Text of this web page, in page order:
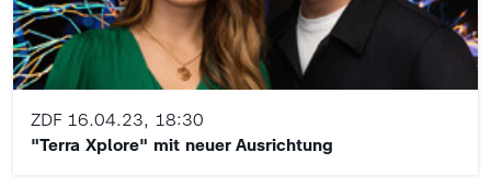
ZDF16.04.23, 18:30
"Terra Xplore" mit neuer Ausrichtung